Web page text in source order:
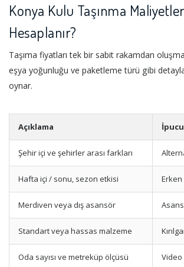
Konya Kulu Taşınma
Hesaplanır?
Taşıma fiyatları tek bir sabit rakamdan
eşya yoğunluğu ve paketleme türü gibi
oynar.
Açıklama İpucu
Şehir içi ve şehirler arası farkları
Hafta içi / sonu, sezon etkisi
Merdiven veya dış asansör
Standart veya hassas malzeme
Oda sayısı ve metreküp ölçüsü Video